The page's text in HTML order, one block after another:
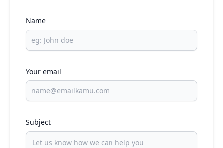
Name
Your email
Subject